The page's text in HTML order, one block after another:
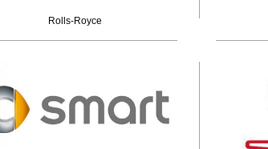
Rolls-Royce